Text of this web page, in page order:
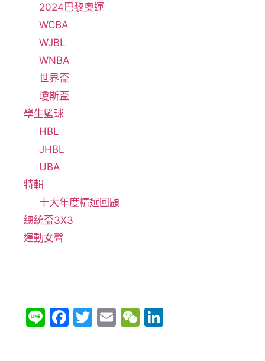
2024巴黎奧運
WCBA
WJBL
WNBA
世界盃
瓊斯盃
學生籃球
HBL
JHBL
UBA
特輯
十大年度精選回顧
總統盃3X3
運動女聲
Li F
T
E
W